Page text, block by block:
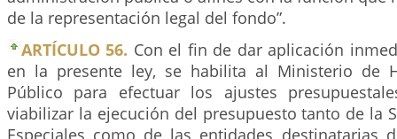
de la representación legal del fondo”.
ARTÍCULO 56. Con el fin de dar aplicación
en la presente ley, se habilita al Ministerio de
Público para efectuar los ajustes
viabilizar la ejecución del presupuesto tanto de la
Especiales como de las entidades destinatarias